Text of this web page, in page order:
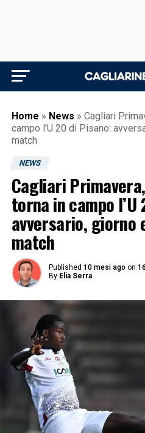
Home » News » Cagliari
campo l’U 20 di Pisano:
match
NEWS
Cagliari
torna in campo l’U
avversario, giorno
match
Published 10 mesi ago on
By Elia Serra